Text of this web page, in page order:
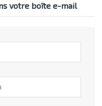
votre boîte e-mail